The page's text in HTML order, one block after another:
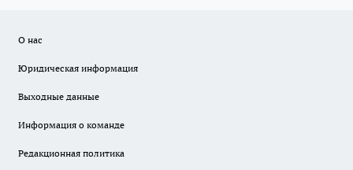
О нас
Юридическая информация
Выходные данные
Информация о команде
Редакционная политика